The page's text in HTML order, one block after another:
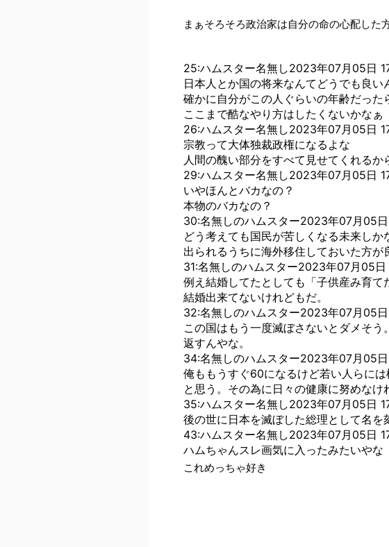
まぁそろそろ政治家は自分の命の心配した
25:ハムスター名無し2023年07月05日
日本人とか国の将来なんてどうでも良い
確かに自分がこの人ぐらいの年齢だっ
ここまで酷なやり方はしたくないかなぁ
26:ハムスター名無し2023年07月05日
宗教って大体独裁政権になるよな
人間の醜い部分をすべて見せてくれるか
29:ハムスター名無し2023年07月05日
いやほんとバカなの？
本物のバカなの？
30:名無しのハムスター2023年07月05
どう考えても国民が苦しくなる未来し
出られるうちに海外移住しておいた方が
31:名無しのハムスター2023年07月05
例え結婚してたとしても「子供産み育て
結婚出来てないけれどもだ。
32:名無しのハムスター2023年07月05
この国はもう一度滅ぼさないとダメそ
返すんやな。
34:名無しのハムスター2023年07月05
俺ももうすぐ60になるけど若い人らに
と思う。その為に日々の健康に努めなけ
35:ハムスター名無し2023年07月05日
後の世に日本を滅ぼした総理として名を
43:ハムスター名無し2023年07月05日
ハムちゃんスレ画気に入ったみたいやな
これめっちゃ好き